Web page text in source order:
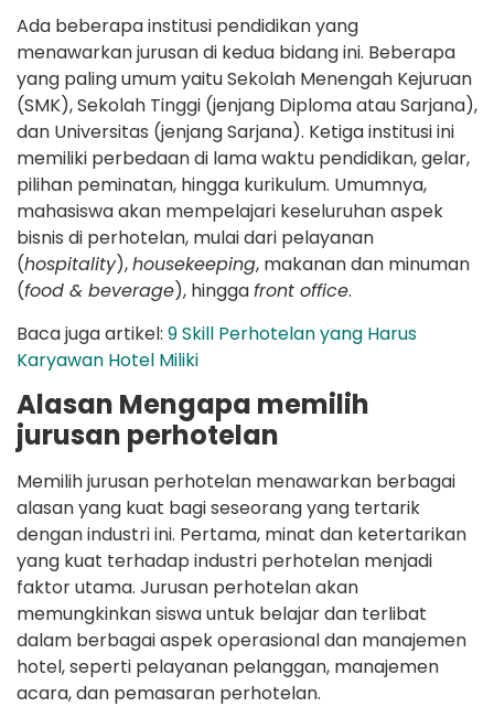
Ada beberapa institusi pendidikan yang
menawarkan jurusan di kedua bidang ini. Beberapa
yang paling umum yaitu Sekolah Menengah Kejuruan
(SMK), Sekolah Tinggi (jenjang Diploma atau Sarjana),
dan Universitas (jenjang Sarjana). Ketiga institusi ini
memiliki perbedaan di lama waktu pendidikan, gelar,
pilihan peminatan, hingga kurikulum. Umumnya,
mahasiswa akan mempelajari keseluruhan aspek
bisnis di perhotelan, mulai dari pelayanan
(hospitality),housekeeping, makanan dan minuman
(food & beverage), hinggafront office.
Baca juga artikel: 9 Skill Perhotelan yang Harus
Karyawan Hotel Miliki
Alasan Mengapa memilih
jurusan perhotelan
Memilih jurusan perhotelan menawarkan berbagai
alasan yang kuat bagi seseorang yang tertarik
dengan industri ini. Pertama, minat dan ketertarikan
yang kuat terhadap industri perhotelan menjadi
faktor utama. Jurusan perhotelan akan
memungkinkan siswa untuk belajar dan terlibat
dalam berbagai aspek operasional dan manajemen
hotel, seperti pelayanan pelanggan, manajemen
acara, dan pemasaran perhotelan.